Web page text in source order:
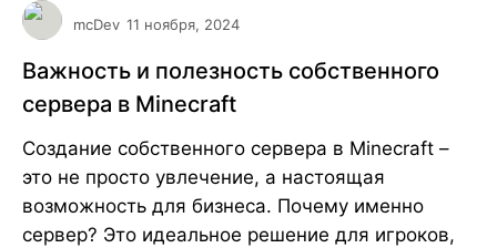
mcDev 11 ноября, 2024
Важность и полезность собственного
сервера в Minecraft
Создание собственного сервера в Minecraft –
это не просто увлечение, а настоящая
возможность для бизнеса. Почему именно
сервер? Это идеальное решение для игроков,